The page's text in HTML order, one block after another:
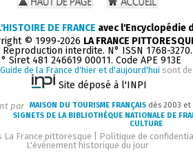
DE FRANCE avec l'Encyclopédie
© 1999-2026 LA FRANCE
interdite. N° ISSN 1768-
Siret 481 246619 00011. Code APE 913E
Guide de la France d'hier et d'aujourd'hui sont
Site déposé à l'INPI
par MAISON DU TOURISME FRANÇAIS dès 2003 et
SIGNETS DE LA BIBLIOTHÈQUE NATIONALE DE
CULTURE
La France pittoresque
Politique de
L'événement historique du jour